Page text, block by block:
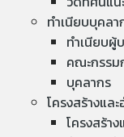
ทำเนียบบุคลา
ทำเนียบผู้
คณะกรร
บุคลากร
โครงสร้างแล
โครงสร้า